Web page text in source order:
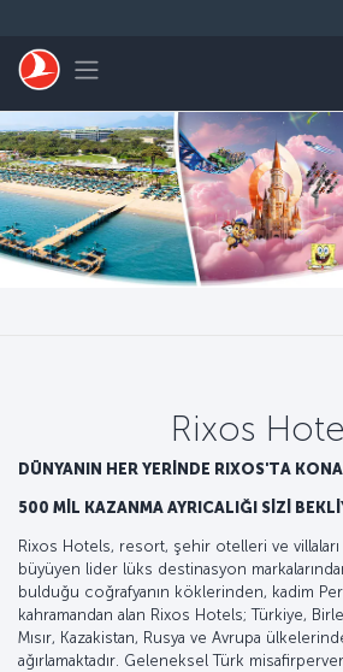
Toggle navigation
Rixos
DÜNYANIN HER YERİNDE RIXOS'TA
500 MİL KAZANMA AYRICALIĞI SİZİ
Rixos Hotels, resort, şehir otelleri ve villaları
büyüyen lider lüks destinasyon
bulduğu coğrafyanın köklerinden, kadim
kahramandan alan Rixos Hotels; Türkiye,
Mısır, Kazakistan, Rusya ve Avrupa
ağırlamaktadır. Geleneksel Türk